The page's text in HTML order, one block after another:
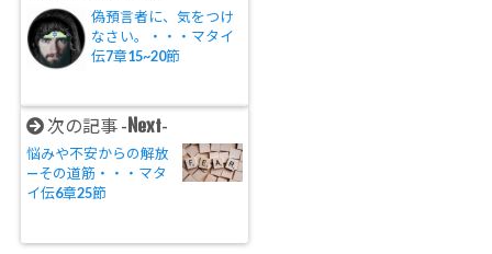
偽預言者に、気をつけ
なさい。・・・マタイ
伝7章15~20節
次の記事 -Next-
悩みや不安からの解放
—その道筋・・・マタ
イ伝6章25節